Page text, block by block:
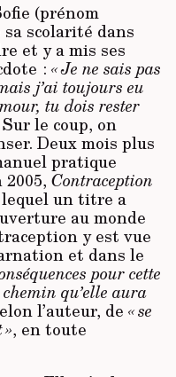
(prénom
scolarité dans
et y a mis ses
: « Je ne sais pas
j’ai toujours eu
tu dois rester
Sur le coup, on
Deux mois plus
pratique
Contraception
lequel un titre a
au monde
y est vue
et dans le
pour cette
qu’elle aura
l’auteur, de « se
, en toute